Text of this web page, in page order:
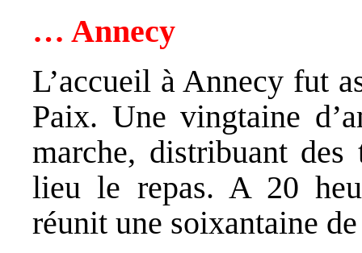
… Annecy
L’accueil à Annecy fut
Paix. Une vingtaine
marche, distribuant des
lieu le repas. A 20
réunit une soixantaine